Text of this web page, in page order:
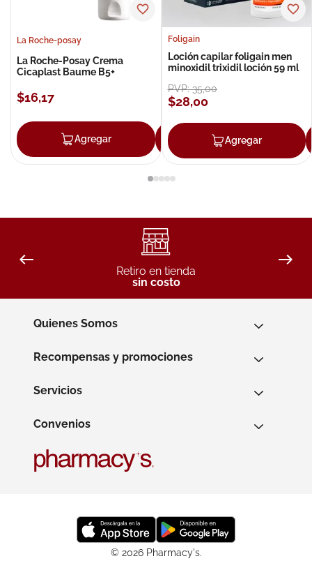
La Roche-posay
La Roche-Posay Crema
Cicaplast Baume B5+
$16,17
Agregar Agregar
Foligain
Loción capilar foligain men
minoxidil trixidil loción 59 ml
PVP:35,00
$28,00
Agregar
Retiro en tienda
sin costo
Quienes Somos
Recompensas y promociones
Servicios
Convenios
© 2026 Pharmacy's.